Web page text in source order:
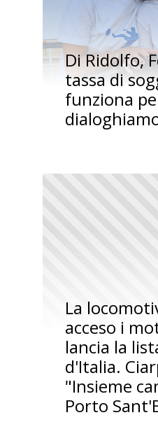
Di Ridolfo,
tassa di
funziona
La
acceso i
lancia la
d'Italia.
"Insieme
Porto